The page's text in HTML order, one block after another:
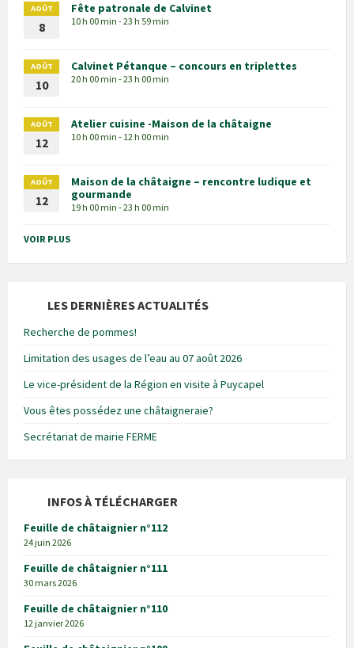
AOÛT
8
Fête patronale de Calvinet
10 h 00 min - 23 h 59 min
AOÛT
10
Calvinet Pétanque – concours en triplettes
20 h 00 min - 23 h 00 min
AOÛT
12
Atelier cuisine -Maison de la châtaigne
10 h 00 min - 12 h 00 min
AOÛT
12
Maison de la châtaigne – rencontre ludique et
gourmande
19 h 00 min - 23 h 00 min
VOIR PLUS
LES DERNIÈRES ACTUALITÉS
Recherche de pommes!
Limitation des usages de l’eau au 07 août 2026
Le vice-président de la Région en visite à Puycapel
Vous êtes possédez une châtaigneraie?
Secrétariat de mairie FERME
INFOS À TÉLÉCHARGER
Feuille de châtaignier n°112
24 juin 2026
Feuille de châtaignier n°111
30 mars 2026
Feuille de châtaignier n°110
12 janvier 2026